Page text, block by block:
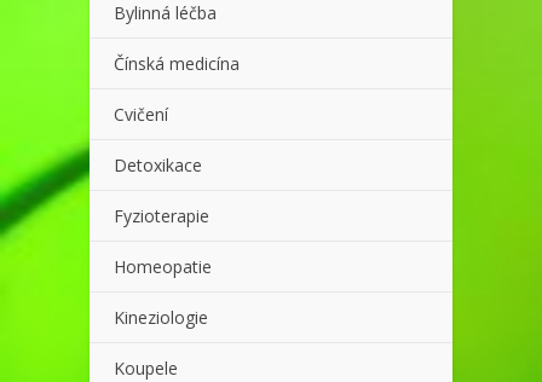
Bylinná léčba
Čínská medicína
Cvičení
Detoxikace
Fyzioterapie
Homeopatie
Kineziologie
Koupele